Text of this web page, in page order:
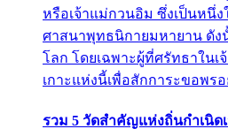
หรือเจ้าแม่กวนอิม ซึ่งเป็นหนึ่
ศาสนาพุทธนิกายมหายาน ดัง
โลก โดยเฉพาะผู้ที่ศรัทธาใน
เกาะแห่งนี้เพื่อสักการะขอพร
รวม 5 วัดสำคัญแห่งถิ่นกำเนิด